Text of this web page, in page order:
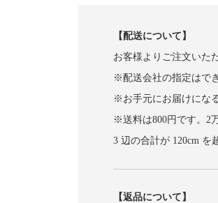
【配送について】
お客様よりご注文いた
※配送会社の指定はで
※お手元にお届けにな
※送料は800円です。2
3 辺の合計が 120cm を
【返品について】